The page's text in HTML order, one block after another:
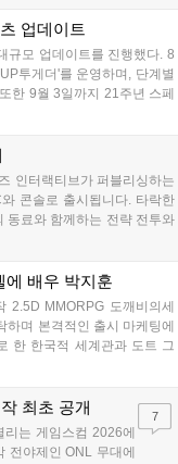
역별 유통 방식은 미
업데이트
규모 업데이트를 진행했다. 8
투게더'를 운영하며, 단계별
한 9월 3일까지 21주년 스페
로운 행사를 연다. 8월 9일까
후 8시에는 공식 SOOP 채널
해 업데이트를 소개하고 시청
인터랙티브가 퍼블리싱하는
콘솔로 출시됩니다. 타락한
동료와 함께하는 전략 전투와
딩을 성공적으로 마친 이 게
에 배우 박지훈
2.5D MMORPG 도깨비의세
며 본격적인 출시 마케팅에
한 한국적 세계관과 도트 그
으로 9월에는 쇼케이스를 통
창적인 재미를 알릴 계획이
최초 공개
는 게임스컴 2026에
전야제인 ONL 무대에
7